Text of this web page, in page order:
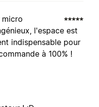
micro
l'espace est
indispensable pour
à 100% !